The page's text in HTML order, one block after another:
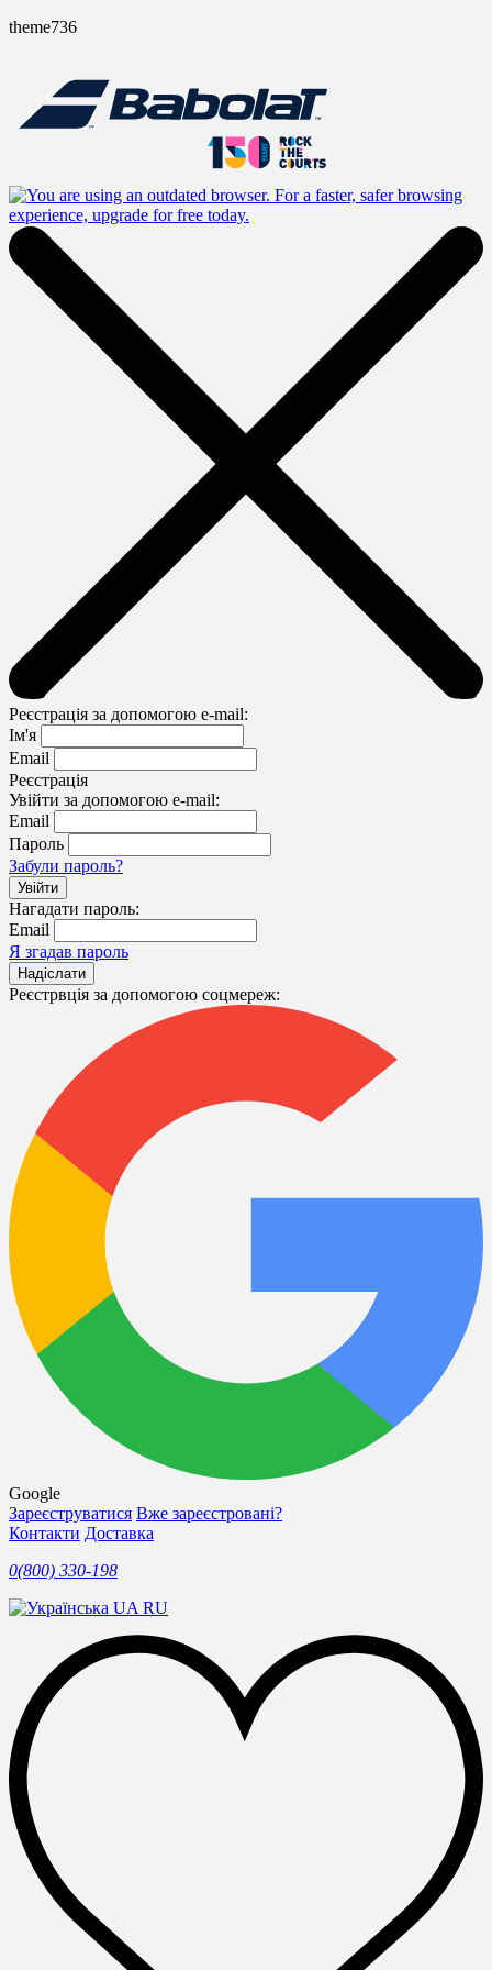
theme736
Реєстрація за допомогою e-mail:
Ім'я
Email
Реєстрація
Увійти за допомогою e-mail:
Email
Пароль
Забули пароль?
Нагадати пароль:
Email
Я згадав пароль
Реєстрвція за допомогою соцмереж:
Google
Зареєструватися Вже зареєстровані?
Контакти Доставка
0(800) 330-198
UA RU